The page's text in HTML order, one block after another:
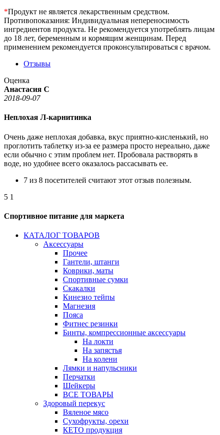
*Продукт не является лекарственным средством.
Противопоказания: Индивидуальная непереносимость
ингредиентов продукта. Не рекомендуется употреблять лицам
до 18 лет, беременным и кормящим женщинам. Перед
применением рекомендуется проконсультироваться с врачом.
Отзывы
Оценка
Анастасия С
2018-09-07
Неплохая Л-карнитинка
Очень даже неплохая добавка, вкус приятно-кисленький, но
проглотить таблетку из-за ее размера просто нереально, даже
если обычно с этим проблем нет. Пробовала растворять в
воде, но удобнее всего оказалось рассасывать ее.
7 из 8 посетителей считают этот отзыв полезным.
5 1
Спортивное питание для маркета
КАТАЛОГ ТОВАРОВ
Аксессуары
Прочее
Гантели, штанги
Коврики, маты
Спортивные сумки
Скакалки
Кинезио тейпы
Магнезия
Пояса
Фитнес резинки
Бинты, компрессионные аксессуары
На локти
На запястья
На колени
Лямки и напульсники
Перчатки
Шейкеры
ВСЕ ТОВАРЫ
Здоровый перекус
Вяленое мясо
Сухофрукты, орехи
КЕТО продукция